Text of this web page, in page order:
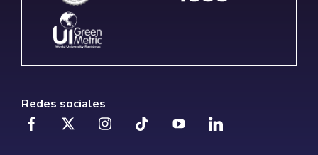
Redes sociales